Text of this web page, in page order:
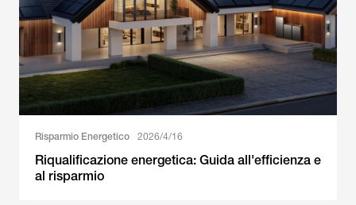
Risparmio Energetico 2026/4/16
Riqualificazione energetica: Guida all'efficienza e
al risparmio